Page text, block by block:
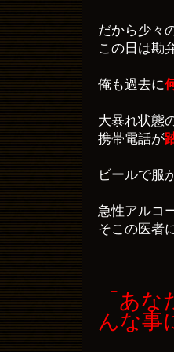
だから少々
この日は勘
俺も過去に
大暴れ状態
携帯電話が
ビールで服
急性アルコ
そこの医者
「あ
んな事